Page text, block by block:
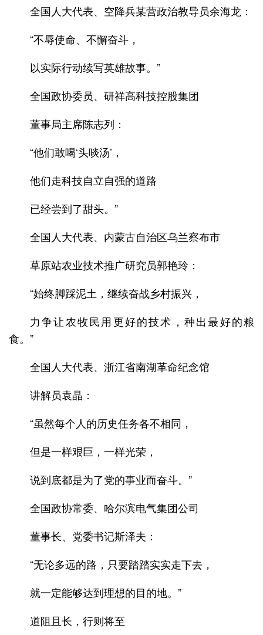
全国人大代表、空降兵某营政治教导员余海龙：
“不辱使命、不懈奋斗，
以实际行动续写英雄故事。”
全国政协委员、研祥高科技控股集团
董事局主席陈志列：
“他们敢喝‘头啖汤’，
他们走科技自立自强的道路
已经尝到了甜头。”
全国人大代表、内蒙古自治区乌兰察布市
草原站农业技术推广研究员郭艳玲：
“始终脚踩泥土，继续奋战乡村振兴，
力争让农牧民用更好的技术，种出最好的粮
食。”
全国人大代表、浙江省南湖革命纪念馆
讲解员袁晶：
“虽然每个人的历史任务各不相同，
但是一样艰巨，一样光荣，
说到底都是为了党的事业而奋斗。”
全国政协常委、哈尔滨电气集团公司
董事长、党委书记斯泽夫：
“无论多远的路，只要踏踏实实走下去，
就一定能够达到理想的目的地。”
道阻且长，行则将至